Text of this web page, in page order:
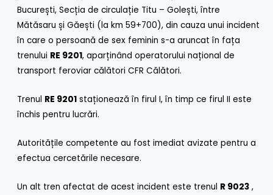
București, Secția de circulație Titu – Golești, între
Mătăsaru și Găești (la km 59+700), din cauza unui incident
în care o persoană de sex feminin s-a aruncat în fața
trenului RE 9201, aparținând operatorului național de
transport feroviar călători CFR Călători.
Trenul RE 9201 staționează în firul I, în timp ce firul II este
închis pentru lucrări.
Autoritățile competente au fost imediat avizate pentru a
efectua cercetările necesare.
Un alt tren afectat de acest incident este trenul R 9023 ,